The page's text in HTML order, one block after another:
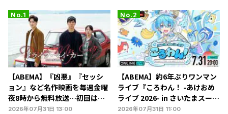
【ABEMA】『凶悪』『セッシ
ョン』など名作映画を毎週金曜
夜8時から無料放送…初回はカ
ンヌ4冠『ドライブ・マイ・カ
2026年07月31日 13:00
【ABEMA】約6年ぶりワンマン
ライブ『ころわん！ -あけおめ
ライブ 2026- in さいたまスーパ
ーアリーナ』最終公演を独占配
2026年07月31日 11:00